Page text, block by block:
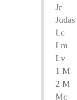
Lc
1
2